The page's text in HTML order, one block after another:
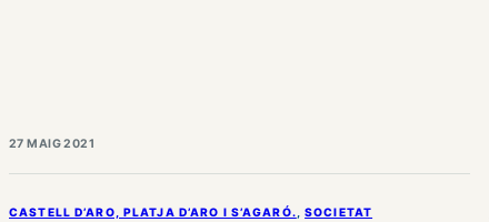
27 MAIG 2021
CASTELL D’ARO, PLATJA D’ARO I S’AGARÓ., SOCIETAT